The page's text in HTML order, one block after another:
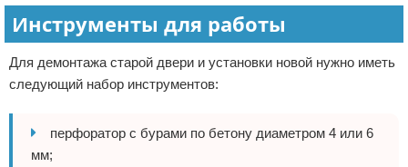
Инструменты для работы
Для демонтажа старой двери и установки новой нужно иметь
следующий набор инструментов:
перфоратор с бурами по бетону диаметром 4 или 6
мм;